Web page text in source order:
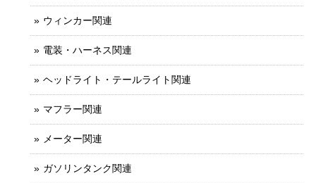
ウィンカー関連
電装・ハーネス関連
ヘッドライト・テールライト関連
マフラー関連
メーター関連
ガソリンタンク関連